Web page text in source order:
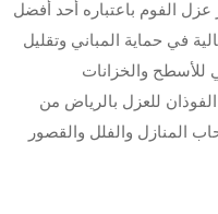
الفوم باعتباره أحد أفضل
في حماية المباني وتقليل
للأسطح والخزانات
للعزل بالرياض من
المنازل والفلل والقصور